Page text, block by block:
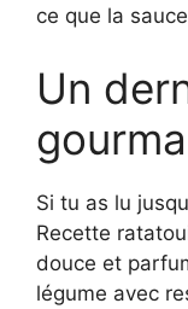
ce que la
Un
Si tu as lu
Recette
douce et
légume avec